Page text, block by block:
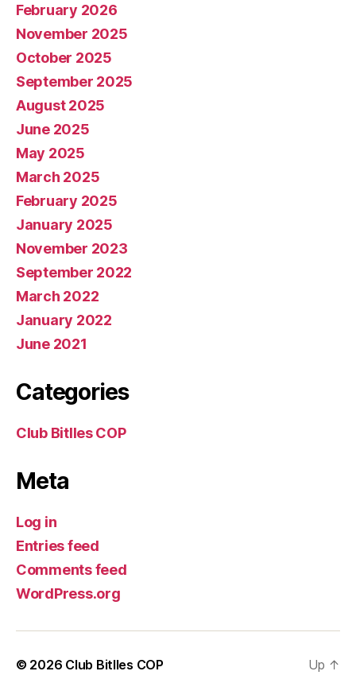
February 2026
November 2025
October 2025
September 2025
August 2025
June 2025
May 2025
March 2025
February 2025
January 2025
November 2023
September 2022
March 2022
January 2022
June 2021
Categories
Club Bitlles COP
Meta
Log in
Entries feed
Comments feed
WordPress.org
© 2026 Club Bitlles COP Up ↑